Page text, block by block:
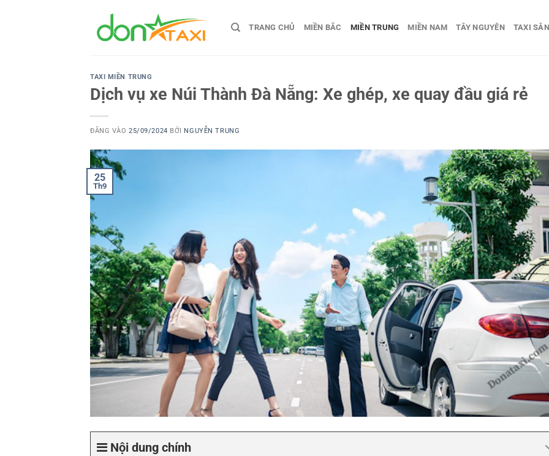
TRANG CHỦ MIỀN BẮC MIỀN TRUNG MIỀN NAM TÂY NGUYÊN TAXI
TAXI MIỀN TRUNG
Dịch vụ xe Núi Thành Đà Nẵng: Xe ghép, xe quay đầu giá rẻ
ĐĂNG VÀO25/09/2024 BỞI NGUYỄN TRUNG
25
Th9
Nội dung chính